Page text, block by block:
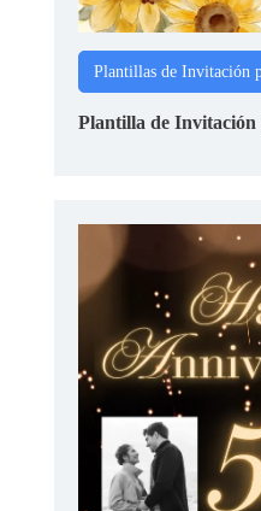
Plantillas de Invitación
Plantilla de Invitación